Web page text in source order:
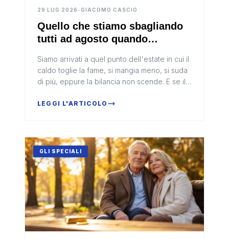
29 LUG 2026 •GIACOMO CASCIO
Quello che stiamo sbagliando
tutti ad agosto quando
pancia
Siamo arrivati a quel punto dell'estate in cui il
caldo toglie la fame, si mangia meno, si suda
di più, eppure la bilancia non scende. E se il
tagliando?In bre...
LEGGI L'ARTICOLO
GLI SPECIALI